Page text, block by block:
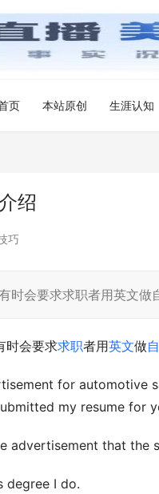
页 本站原创 生涯认知
绍
巧
会要求求职者用英文做
时会要求求职者用英文做
my resume for
advertisement that
degree I do.